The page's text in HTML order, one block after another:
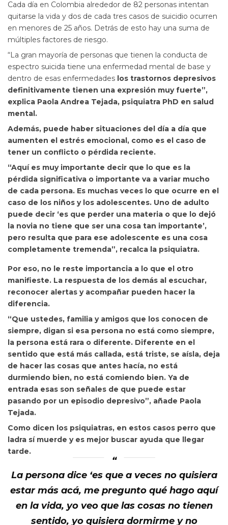
Cada día en Colombia alrededor de 82 personas intentan
quitarse la vida y dos de cada tres casos de suicidio ocurren
en menores de 25 años. Detrás de esto hay una suma de
múltiples factores de riesgo.
“La gran mayoría de personas que tienen la conducta de
espectro suicida tiene una enfermedad mental de base y
dentro de esas enfermedades los trastornos depresivos
definitivamente tienen una expresión muy fuerte”,
explica Paola Andrea Tejada, psiquiatra PhD en salud
mental.
Además, puede haber situaciones del día a día que
aumenten el estrés emocional, como es el caso de
tener un conflicto o pérdida reciente.
“Aquí es muy importante decir que lo que es la
pérdida significativa o importante va a variar mucho
de cada persona. Es muchas veces lo que ocurre en el
caso de los niños y los adolescentes. Uno de adulto
puede decir ‘es que perder una materia o que lo dejó
la novia no tiene que ser una cosa tan importante’,
pero resulta que para ese adolescente es una cosa
completamente tremenda”, recalca la psiquiatra.
Por eso, no le reste importancia a lo que el otro
manifieste. La respuesta de los demás al escuchar,
reconocer alertas y acompañar pueden hacer la
diferencia.
“Que ustedes, familia y amigos que los conocen de
siempre, digan si esa persona no está como siempre,
la persona está rara o diferente. Diferente en el
sentido que está más callada, está triste, se aísla, deja
de hacer las cosas que antes hacía, no está
durmiendo bien, no está comiendo bien. Ya de
entrada esas son señales de que puede estar
pasando por un episodio depresivo”, añade Paola
Tejada.
Como dicen los psiquiatras, en estos casos perro que
ladra sí muerde y es mejor buscar ayuda que llegar
tarde.
La persona dice ‘es que a veces no quisiera
estar más acá, me pregunto qué hago aquí
en la vida, yo veo que las cosas no tienen
sentido, yo quisiera dormirme y no